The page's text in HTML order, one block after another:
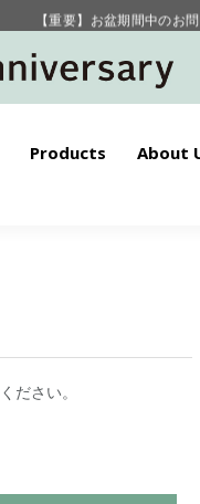
【重要】お盆期間中のお
毎月お得にポイントが貯
Products About
ださい。